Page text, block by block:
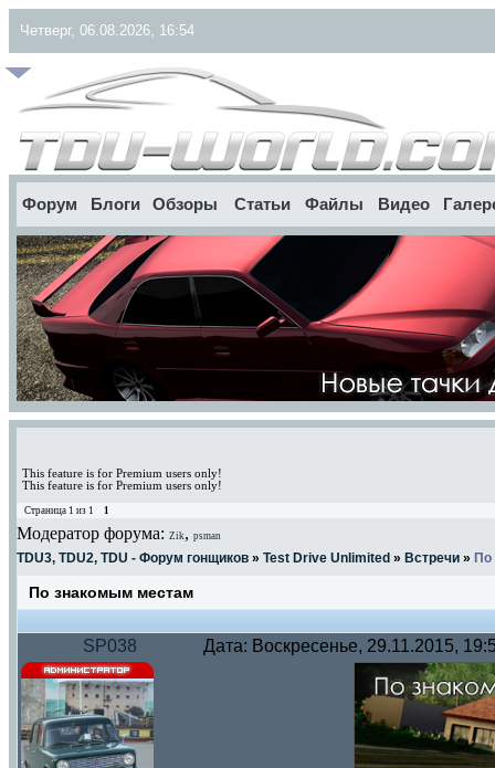
Четверг, 06.08.2026, 16:54
Форум Блоги Обзоры Статьи Файлы Видео
This feature is for Premium users only!
This feature is for Premium users only!
Страница 1 из 1 1
Модератор форума: Zik, psman
TDU3, TDU2, TDU - Форум гонщиков » Test Drive Unlimited » Встречи » По
По знакомым местам
SP038 Дата: Воскресенье, 29.11.2015,